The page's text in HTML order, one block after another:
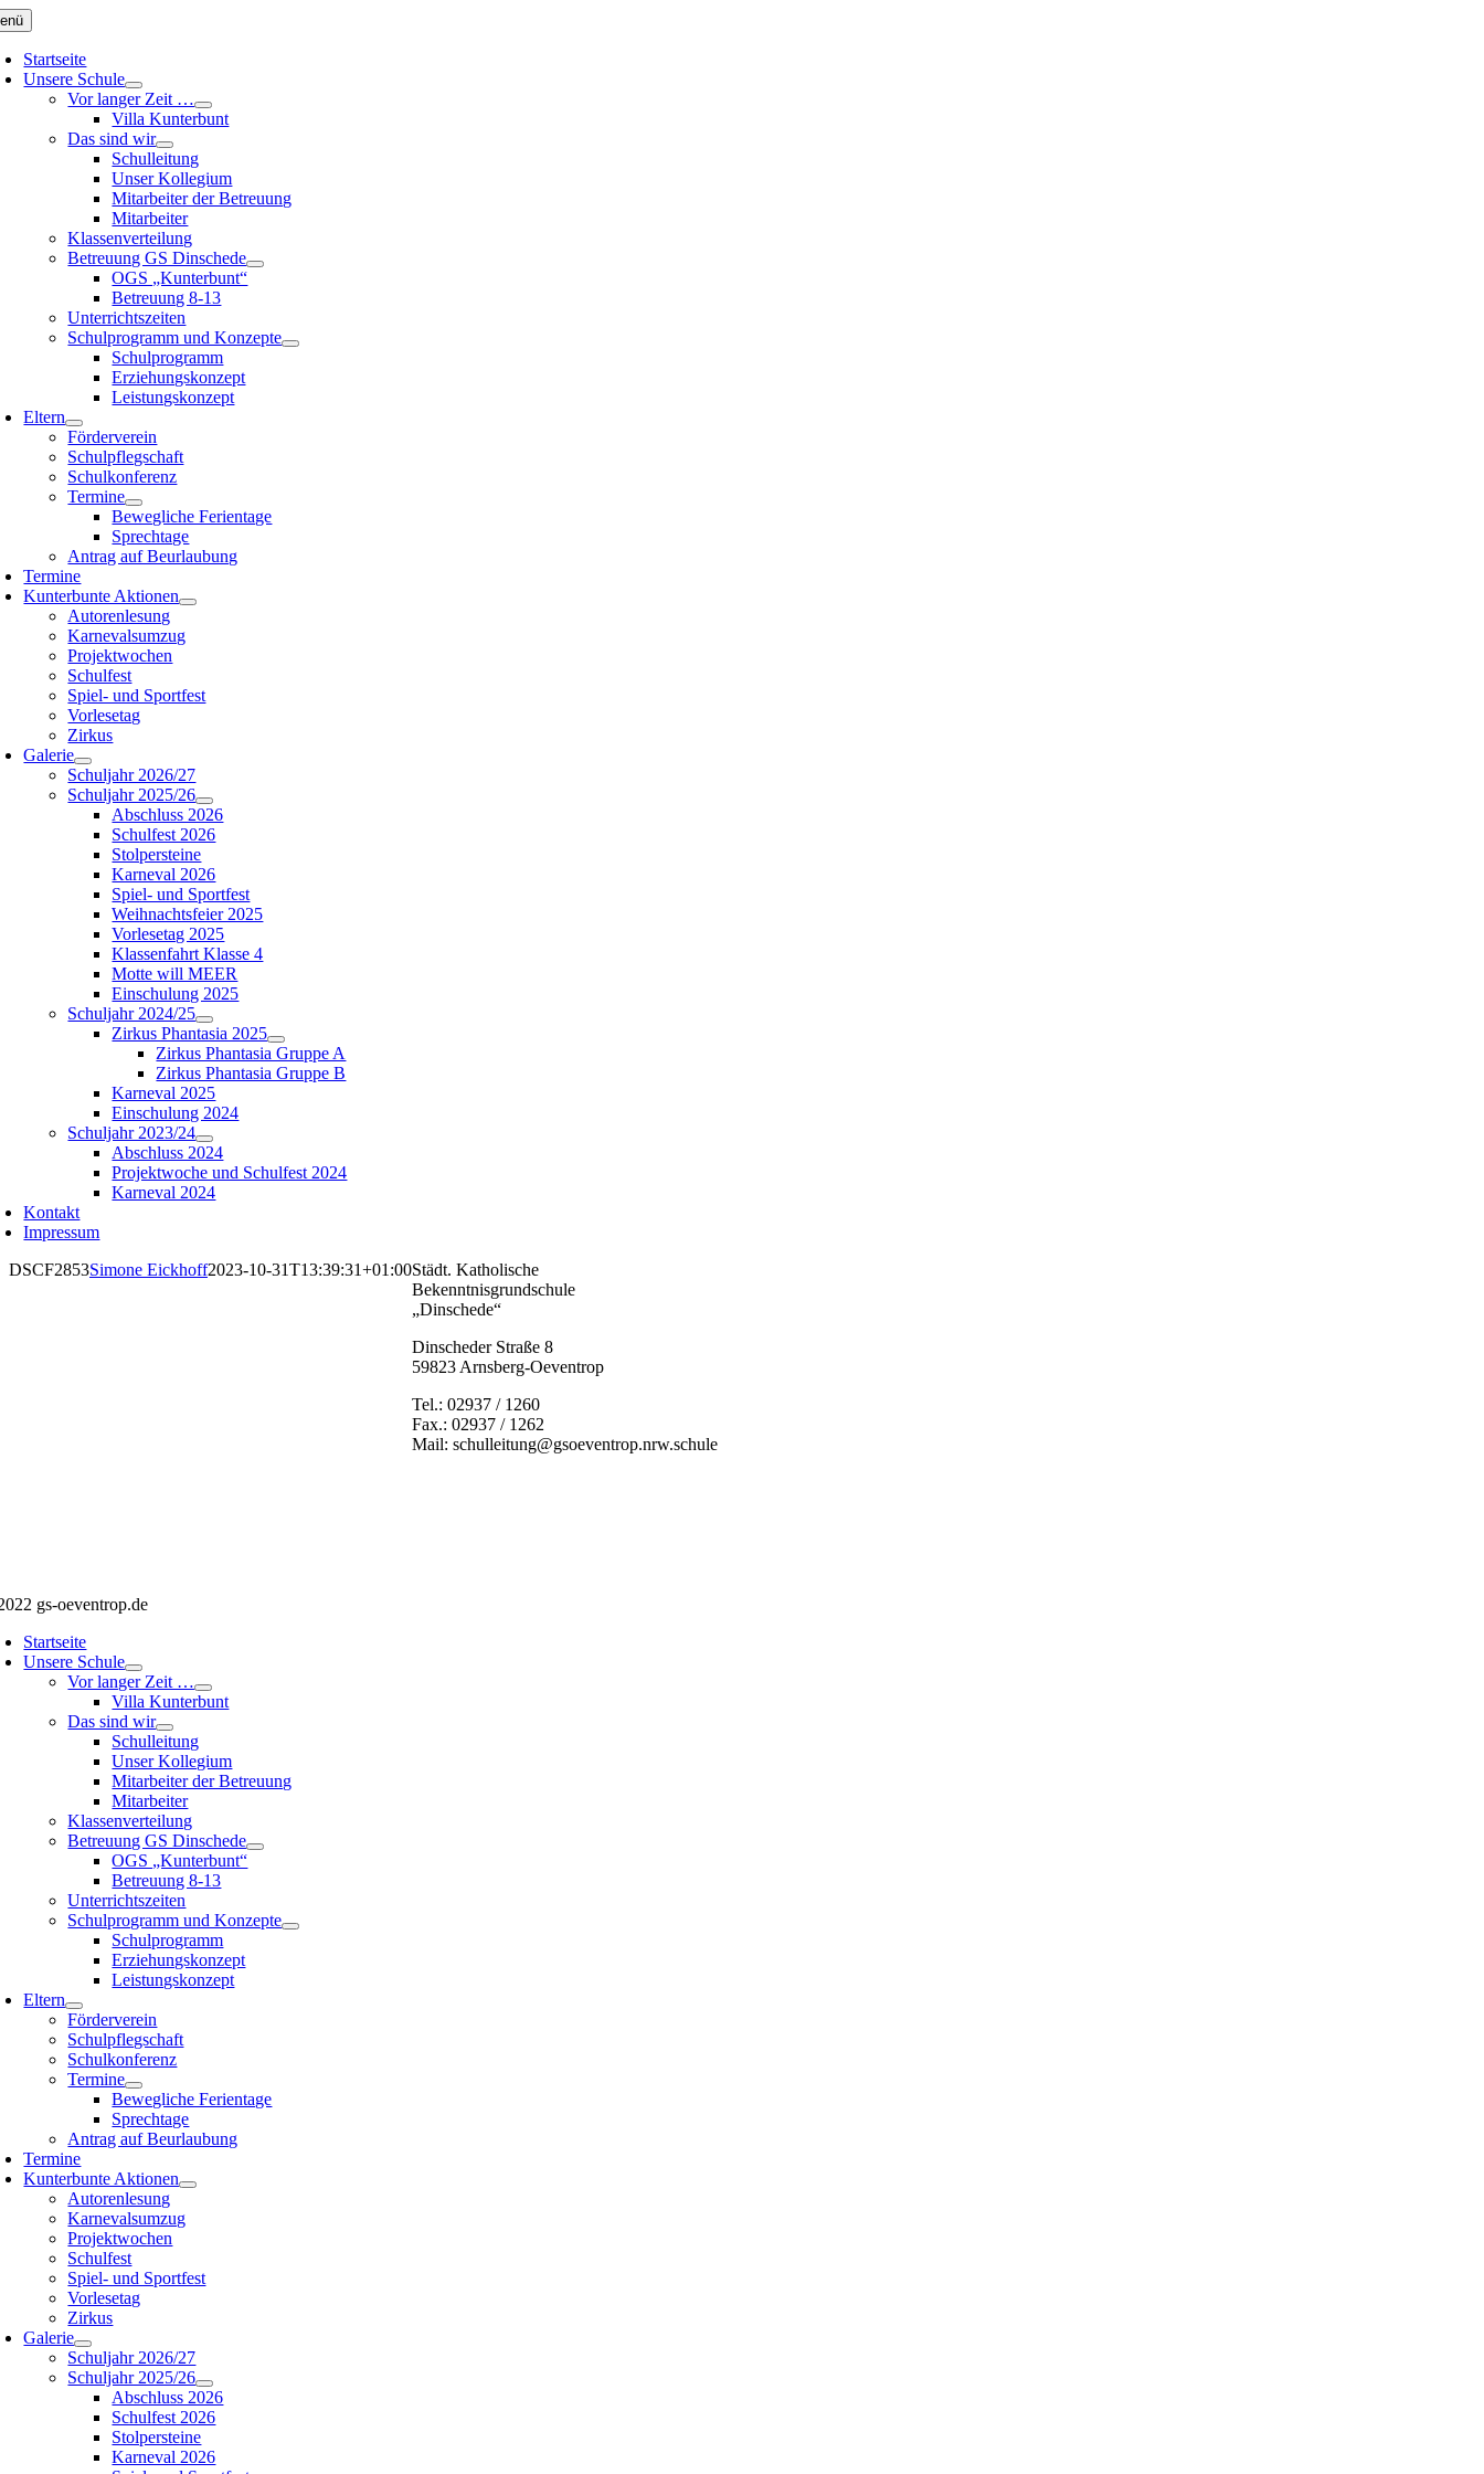
Zum
Inhalt
springen
Startseite
Unsere Schule
Vor langer Zeit …
Villa Kunterbunt
Das sind wir
Schulleitung
Unser Kollegium
Mitarbeiter der Betreuung
Mitarbeiter
Klassenverteilung
Betreuung GS Dinschede
OGS „Kunterbunt“
Betreuung 8-13
Unterrichtszeiten
Schulprogramm und Konzepte
Schulprogramm
Erziehungskonzept
Leistungskonzept
Eltern
Förderverein
Schulpflegschaft
Schulkonferenz
Termine
Bewegliche Ferientage
Sprechtage
Antrag auf Beurlaubung
Termine
Kunterbunte Aktionen
Autorenlesung
Karnevalsumzug
Projektwochen
Schulfest
Spiel- und Sportfest
Vorlesetag
Zirkus
Galerie
Schuljahr 2026/27
Schuljahr 2025/26
Abschluss 2026
Schulfest 2026
Stolpersteine
Karneval 2026
Spiel- und Sportfest
Weihnachtsfeier 2025
Vorlesetag 2025
Klassenfahrt Klasse 4
Motte will MEER
Einschulung 2025
Schuljahr 2024/25
Zirkus Phantasia 2025
Zirkus Phantasia Gruppe A
Zirkus Phantasia Gruppe B
Karneval 2025
Einschulung 2024
Schuljahr 2023/24
Abschluss 2024
Projektwoche und Schulfest 2024
Karneval 2024
Kontakt
Impressum
DSCF2853Simone Eickhoff2023-10-31T13:39:31+01:00Städt. Katholische
Bekenntnisgrundschule
„Dinschede“
Dinscheder Straße 8
59823 Arnsberg-Oeventrop
Tel.: 02937 / 1260
Fax.: 02937 / 1262
Mail: schulleitung@gsoeventrop.nrw.schule
gs-oeventrop.de
Startseite
Unsere Schule
Vor langer Zeit …
Villa Kunterbunt
Das sind wir
Schulleitung
Unser Kollegium
Mitarbeiter der Betreuung
Mitarbeiter
Klassenverteilung
Betreuung GS Dinschede
OGS „Kunterbunt“
Betreuung 8-13
Unterrichtszeiten
Schulprogramm und Konzepte
Schulprogramm
Erziehungskonzept
Leistungskonzept
Eltern
Förderverein
Schulpflegschaft
Schulkonferenz
Termine
Bewegliche Ferientage
Sprechtage
Antrag auf Beurlaubung
Termine
Kunterbunte Aktionen
Autorenlesung
Karnevalsumzug
Projektwochen
Schulfest
Spiel- und Sportfest
Vorlesetag
Zirkus
Galerie
Schuljahr 2026/27
Schuljahr 2025/26
Abschluss 2026
Schulfest 2026
Stolpersteine
Karneval 2026